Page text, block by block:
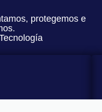
protegemos e